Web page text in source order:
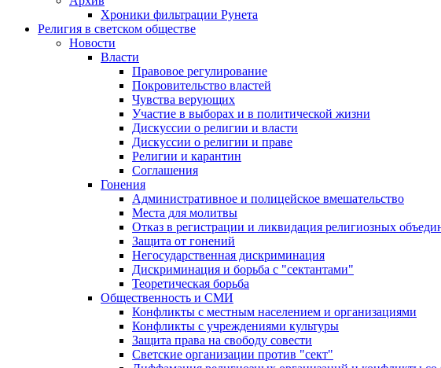
Хроники фильтрации Рунета
Религия в светском обществе
Новости
Власти
Правовое регулирование
Покровительство властей
Чувства верующих
Участие в выборах и в политической жизни
Дискуссии о религии и власти
Дискуссии о религии и праве
Религии и карантин
Соглашения
Гонения
Административное и полицейское вмешательство
Места для молитвы
Отказ в регистрации и ликвидация религиозных
Защита от гонений
Негосударственная дискриминация
Дискриминация и борьба с "сектантами"
Теоретическая борьба
Общественность и СМИ
Конфликты с местным населением и организациями
Конфликты с учреждениями культуры
Защита права на свободу совести
Светские организации против "сект"